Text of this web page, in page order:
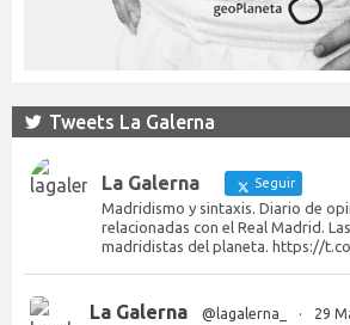
Tweets La Galerna
La Galerna Seguir
Madridismo y sintaxis. Diario de
relacionadas con el Real Madrid.
madridistas del planeta. https://
La Galerna @lagalerna_ · 29